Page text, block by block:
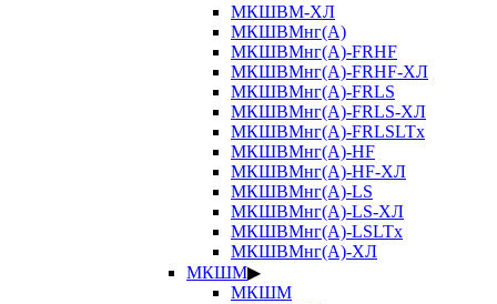
МКШВМ-ХЛ
МКШВМнг(А)
МКШВМнг(А)-FRHF
МКШВМнг(А)-FRHF-ХЛ
МКШВМнг(А)-FRLS
МКШВМнг(А)-FRLS-ХЛ
МКШВМнг(А)-FRLSLTx
МКШВМнг(А)-HF
МКШВМнг(А)-HF-ХЛ
МКШВМнг(А)-LS
МКШВМнг(А)-LS-ХЛ
МКШВМнг(А)-LSLTx
МКШВМнг(А)-ХЛ
МКШМ▶
МКШМ